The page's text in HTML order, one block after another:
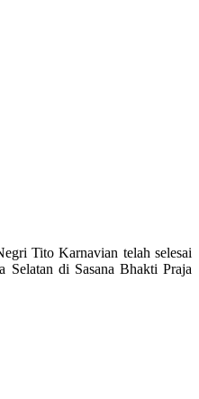
Tito Karnavian telah selesai
Selatan di Sasana Bhakti Praja